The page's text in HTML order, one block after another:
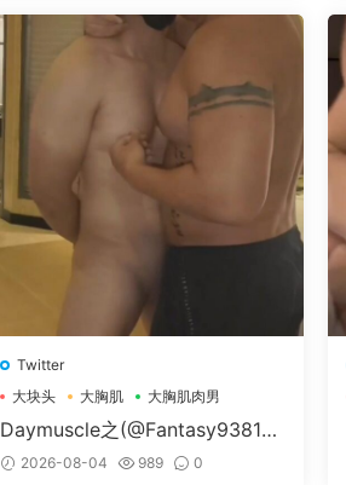
Twitter
大块头
大胸肌 大胸肌肉男
Daymuscle之(@Fantasy938155
79-@孔控Kong）
2026-08-04 989 0